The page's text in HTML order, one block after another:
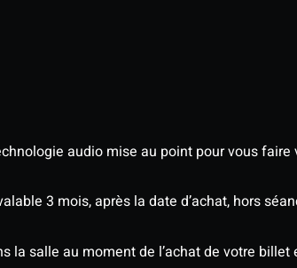
audio mise au point pour vous
3 mois, après la date d’achat, hors
salle au moment de l’achat de votre billet